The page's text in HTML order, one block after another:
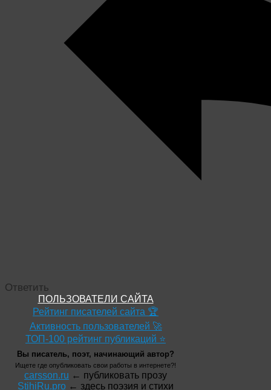
Ответить
ПОЛЬЗОВАТЕЛИ САЙТА
Рейтинг писателей сайта 🏆
Активность пользователей 🚀
ТОП-100 рейтинг публикаций ⭐
Вы писатель, поэт, начинающий автор?
Ищете где опубликовать свои работы в интернете?!
carsson.ru ← публиковать прозу
StihiRu.pro ← здесь поэзия и стихи